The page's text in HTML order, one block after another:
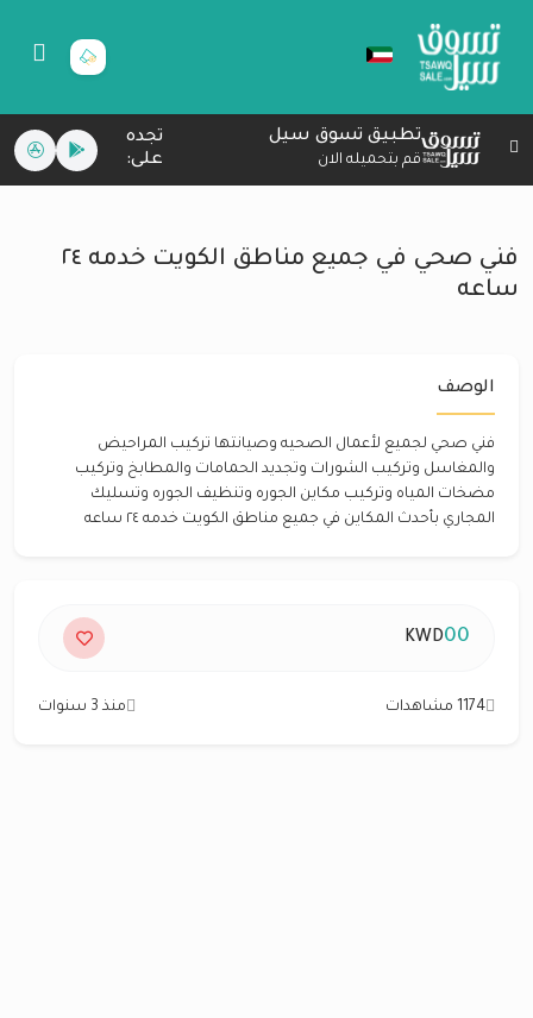
تطبيق تسوق سيل
قم بتحميله الان
تجده
على:
فني صحي في جميع مناطق الكويت خدمه ٢٤
ساعه
الوصف
فني صحي لجميع لأعمال الصحيه وصيانتها تركيب المراحيض
والمغاسل وتركيب الشورات وتجديد الحمامات والمطابخ وتركيب
مضخات المياه وتركيب مكاين الجوره وتنظيف الجوره وتسليك
المجاري بأحدث المكاين في جميع مناطق الكويت خدمه ٢٤ ساعه
00
KWD
1174 مشاهدات منذ 3 سنوات